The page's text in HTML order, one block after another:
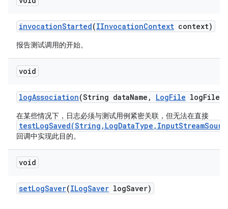
invocationStarted(IInvocationContext context)
报告测试调用的开始。
void
logAssociation(String dataName , LogFile logFile)
在某些情况下，日志必须与测试用例紧密关联，但无法在直接
回调中实现此目的。
void
setLogSaver(ILogSaver logSaver)